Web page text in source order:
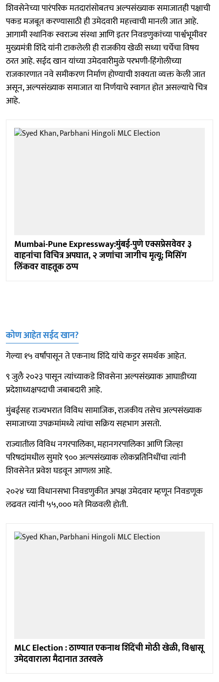
शिवसेनेच्या पारंपरिक मतदारांसोबतच अल्पसंख्याक समाजातही पक्षाची
पकड मजबूत करण्यासाठी ही उमेदवारी महत्त्वाची मानली जात आहे.
आगामी स्थानिक स्वराज्य संस्था आणि इतर निवडणुकांच्या पार्श्वभूमीवर
मुख्यमंत्री शिंदे यांनी टाकलेली ही राजकीय खेळी सध्या चर्चेचा विषय
ठरत आहे. सईद खान यांच्या उमेदवारीमुळे परभणी-हिंगोलीच्या
राजकारणात नवे समीकरण निर्माण होण्याची शक्यता व्यक्त केली जात
असून, अल्पसंख्याक समाजात या निर्णयाचे स्वागत होत असल्याचे चित्र
आहे.
Mumbai-Pune Expressway:मुंबई-पुणे एक्सप्रेसवेवर ३
वाहनांचा विचित्र अपघात, २ जणांचा जागीच मृत्यू; मिसिंग
लिंकवर वाहतूक ठप्प
कोण आहेत सईद खान?
गेल्या १५ वर्षांपासून ते एकनाथ शिंदे यांचे कट्टर समर्थक आहेत.
९ जुलै २०२३ पासून त्यांच्याकडे शिवसेना अल्पसंख्याक आघाडीच्या
प्रदेशाध्यक्षपदाची जबाबदारी आहे.
मुंबईसह राज्यभरात विविध सामाजिक, राजकीय तसेच अल्पसंख्याक
समाजाच्या उपक्रमांमध्ये त्यांचा सक्रिय सहभाग असतो.
राज्यातील विविध नगरपालिका, महानगरपालिका आणि जिल्हा
परिषदांमधील सुमारे ९०० अल्पसंख्याक लोकप्रतिनिधींचा त्यांनी
शिवसेनेत प्रवेश घडवून आणला आहे.
२०२४ च्या विधानसभा निवडणुकीत अपक्ष उमेदवार म्हणून निवडणूक
लढवत त्यांनी ५५,००० मते मिळवली होती.
MLC Election : ठाण्यात एकनाथ शिंदेंची मोठी खेळी, विश्वासू
उमेदवाराला मैदानात उतरवले